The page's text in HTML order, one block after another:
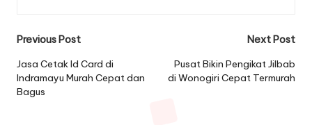
Post
navigation
Previous Post
Jasa Cetak Id Card di
Indramayu Murah Cepat dan
Bagus
Next Post
Pusat Bikin Pengikat Jilbab
di Wonogiri Cepat Termurah